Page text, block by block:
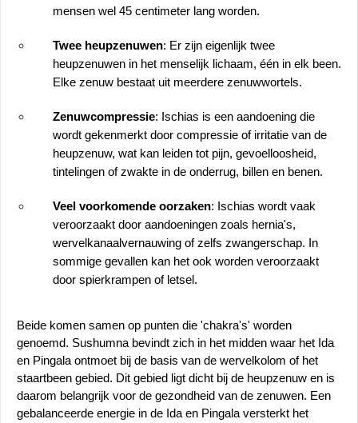
mensen wel 45 centimeter lang worden.
Twee heupzenuwen: Er zijn eigenlijk twee
heupzenuwen in het menselijk lichaam, één in elk been.
Elke zenuw bestaat uit meerdere zenuwwortels.
Zenuwcompressie: Ischias is een aandoening die
wordt gekenmerkt door compressie of irritatie van de
heupzenuw, wat kan leiden tot pijn, gevoelloosheid,
tintelingen of zwakte in de onderrug, billen en benen.
Veel voorkomende oorzaken: Ischias wordt vaak
veroorzaakt door aandoeningen zoals hernia's,
wervelkanaalvernauwing of zelfs zwangerschap. In
sommige gevallen kan het ook worden veroorzaakt
door spierkrampen of letsel.
Beide komen samen op punten die 'chakra's' worden
genoemd. Sushumna bevindt zich in het midden waar het Ida
en Pingala ontmoet bij de basis van de wervelkolom of het
staartbeen gebied. Dit gebied ligt dicht bij de heupzenuw en is
daarom belangrijk voor de gezondheid van de zenuwen. Een
gebalanceerde energie in de Ida en Pingala versterkt het